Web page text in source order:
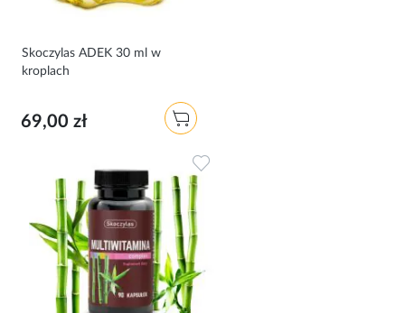
Skoczylas ADEK 30 ml w
kroplach
69,00 zł